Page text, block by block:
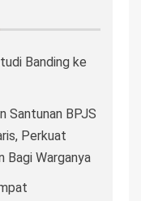
Banding ke
Santunan BPJS
Perkuat
Bagi Warganya